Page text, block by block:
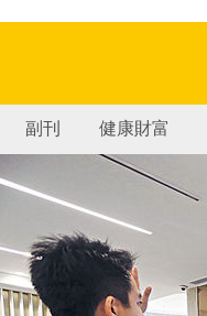
副刊 健康財富